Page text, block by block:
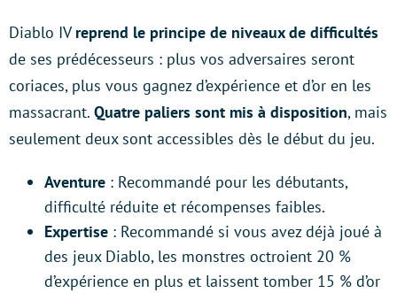
Diablo IVreprend le principe de niveaux de difficultés
de ses prédécesseurs : plus vos adversaires seront
coriaces, plus vous gagnez d’expérience et d’or en les
massacrant. Quatre paliers sont mis à disposition, mais
seulement deux sont accessibles dès le début du jeu.
Aventure : Recommandé pour les débutants,
difficulté réduite et récompenses faibles.
Expertise : Recommandé si vous avez déjà joué à
des jeux Diablo, les monstres octroient 20 %
d’expérience en plus et laissent tomber 15 % d’or